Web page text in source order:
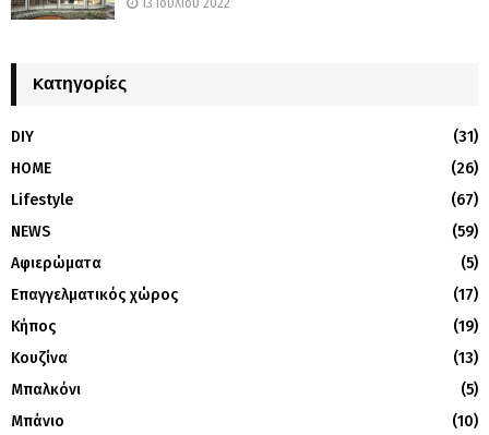
Kατηγορίες
DIY
(31)
HOME
(26)
Lifestyle
(67)
NEWS
(59)
Αφιερώματα
(5)
Επαγγελματικός χώρος
(17)
Κήπος
(19)
Κουζίνα
(13)
Μπαλκόνι
(5)
Μπάνιο
(10)